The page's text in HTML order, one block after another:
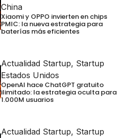
China
Xiaomi y OPPO invierten en chips
PMIC: la nueva estrategia para
baterías más eficientes
Actualidad Startup, Startup
Estados Unidos
OpenAI hace ChatGPT gratuito
ilimitado: la estrategia oculta para
1.000M usuarios
Actualidad Startup, Startup